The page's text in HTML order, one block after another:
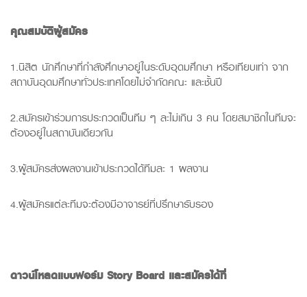
คุณสมบัติผู้สมัคร
1.นิสิต นักศึกษาที่กำลังศึกษาอยู่ในระดับอุดมศึกษา หรือเทียบเท่า จาก
สถาบันอุดมศึกษาทั่วประเทศโดยไม่จำกัดคณะ และชั้นปี
2.สมัครเข้าร่วมการประกวดเป็นทีม ๆ ละไม่เกิน 3 คน โดยสมาชิกในทีมจะ
ต้องอยู่ในสถาบันเดียวกัน
3.ผู้สมัครส่งผลงานเข้าประกวดได้ทีมละ 1 ผลงาน
4.ผู้สมัครแต่ละทีมจะต้องมีอาจารย์ที่ปรึกษารับรอง
ดาวน์โหลดแบบฟอร์ม Story Board และสมัครได้ที่